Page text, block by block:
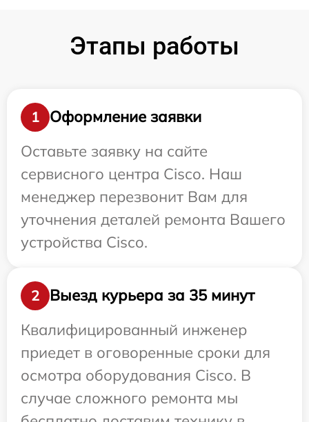
Этапы работы
1
Оформление заявки
Оставьте заявку на сайте
сервисного центра Cisco. Наш
менеджер перезвонит Вам для
уточнения деталей ремонта Вашего
устройства Cisco.
2
Выезд курьера за 35 минут
Квалифицированный инженер
приедет в оговоренные сроки для
осмотра оборудования Cisco. В
случае сложного ремонта мы